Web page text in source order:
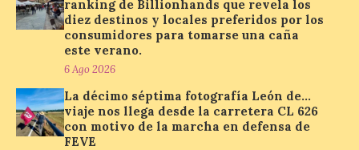
Paradores renueva su
compromiso con La Vuelta
como patrocinador oficial
7 Ago 2026
ranking de Billionhands que revela los
diez destinos y locales preferidos por los
consumidores para tomarse una caña
este verano.
6 Ago 2026
La décimo séptima fotografía León de…
viaje nos llega desde la carretera CL 626
con motivo de la marcha en defensa de
FEVE